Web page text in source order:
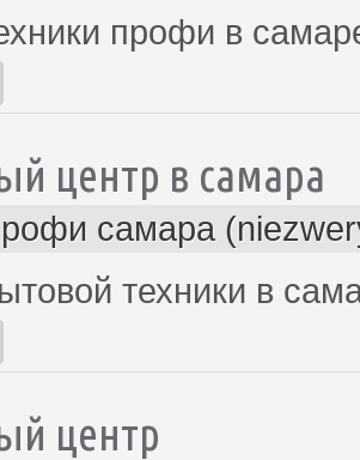
профи в
центр в самара
самара
техники в
центр